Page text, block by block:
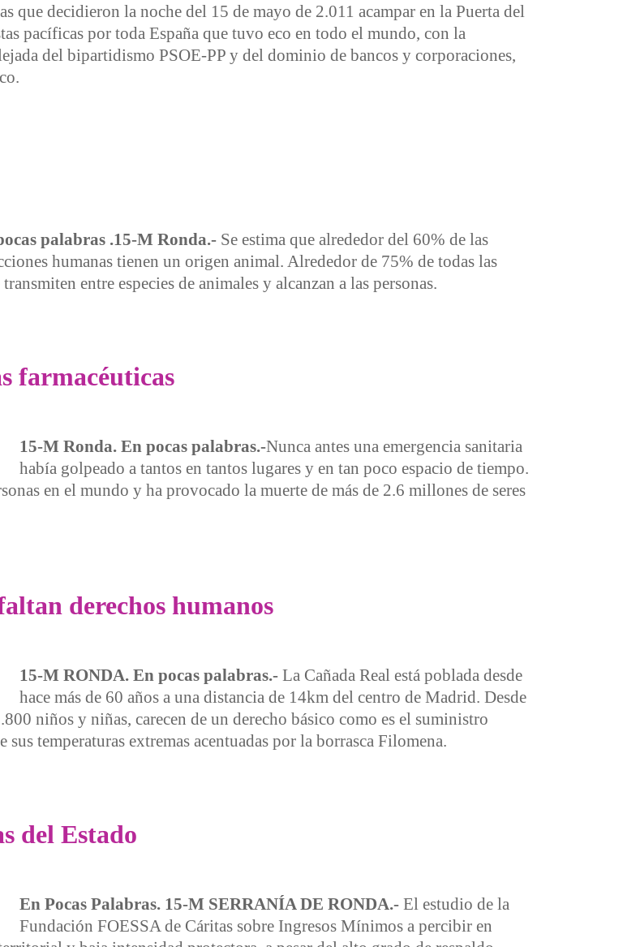
que decidieron la noche del 15 de mayo de 2.011 acampar en la Puerta del
pacíficas por toda España que tuvo eco en todo el mundo, con la
del bipartidismo PSOE-PP y del dominio de bancos y corporaciones,
palabras .15-M Ronda.- Se estima que alrededor del 60% de las
humanas tienen un origen animal. Alrededor de 75% de todas las
entre especies de animales y alcanzan a las personas.
farmacéuticas
15-M Ronda. En pocas palabras.-Nunca antes una emergencia sanitaria
había golpeado a tantos en tantos lugares y en tan poco espacio de tiempo.
en el mundo y ha provocado la muerte de más de 2.6 millones de seres
derechos humanos
15-M RONDA. En pocas palabras.- La Cañada Real está poblada desde
hace más de 60 años a una distancia de 14km del centro de Madrid. Desde
niños y niñas, carecen de un derecho básico como es el suministro
temperaturas extremas acentuadas por la borrasca Filomena.
del Estado
En Pocas Palabras. 15-M SERRANÍA DE RONDA.- El estudio de la
Fundación FOESSA de Cáritas sobre Ingresos Mínimos a percibir en